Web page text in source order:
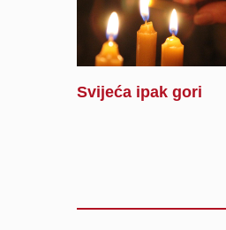
Svijeća ipak gori